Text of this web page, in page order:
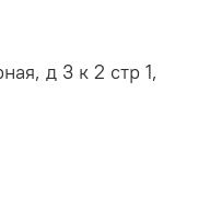
д 3 к 2 стр 1,